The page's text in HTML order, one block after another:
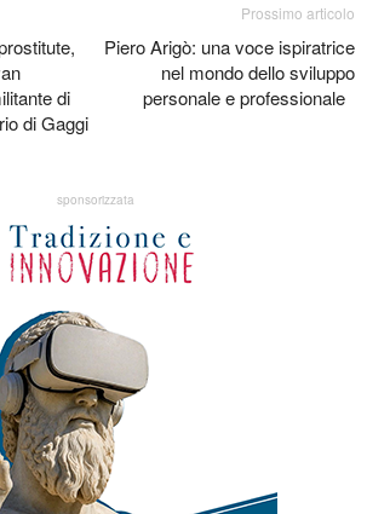
di
di Gaggi
Prossimo articolo
Piero Arigò: una voce ispiratrice
nel mondo dello sviluppo
personale e professionale
sponsorizzata